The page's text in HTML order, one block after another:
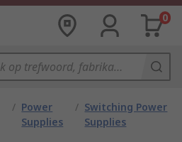
0
/ Power
Supplies
/ Switching Power
Supplies